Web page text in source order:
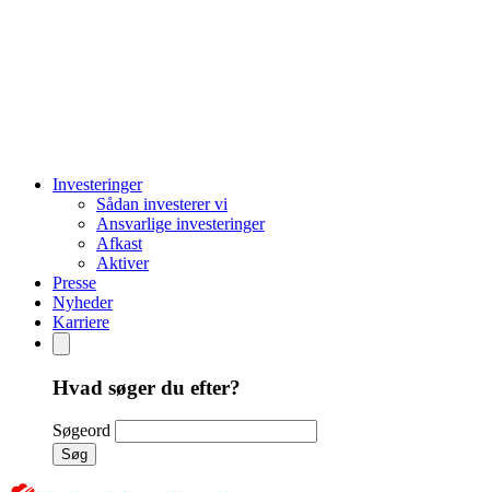
Investeringer
Sådan investerer vi
Ansvarlige investeringer
Afkast
Aktiver
Presse
Nyheder
Karriere
Hvad søger du efter?
Søgeord
Søg